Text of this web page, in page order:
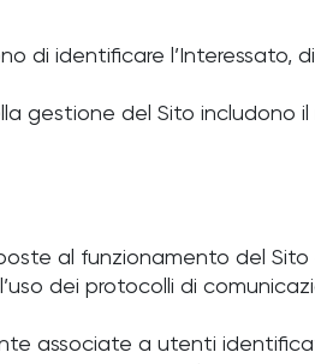
di identificare
gestione del Sito
al funzionamento del
dei protocolli di
associate a utenti